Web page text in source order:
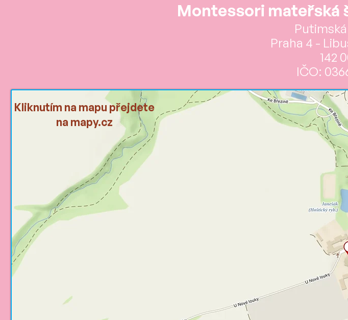
Montessori mateřská
Praha 4 -
142
IČO:
Kliknutím na mapu přejdete
na mapy.cz